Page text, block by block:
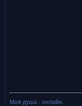
Моя душа - онлайн..